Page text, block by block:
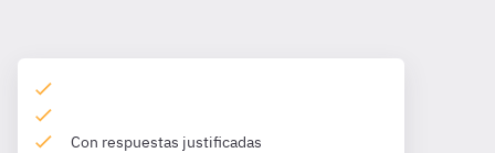
Con respuestas justificadas